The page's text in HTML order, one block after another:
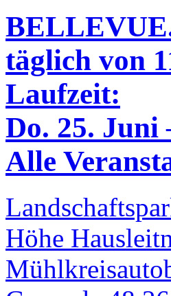
täglich von
Laufzeit:
Do. 25. Juni
Alle
Höhe